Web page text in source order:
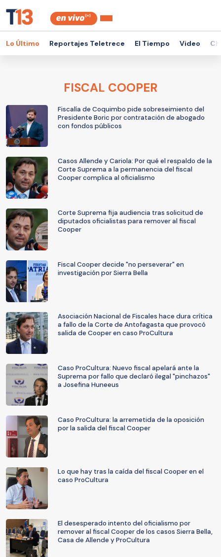
Lo Último Reportajes Teletrece El Tiempo Video
FISCAL COOPER
Fiscalía de Coquimbo pide sobreseimiento del
Presidente Boric por contratación de abogado
con fondos públicos
Casos Allende y Cariola: Por qué el respaldo de la
Corte Suprema a la permanencia del fiscal
Cooper complica al oficialismo
Corte Suprema fija audiencia tras solicitud de
diputados oficialistas para remover al fiscal
Cooper
Fiscal Cooper decide "no perseverar" en
investigación por Sierra Bella
Asociación Nacional de Fiscales hace dura crítica
a fallo de la Corte de Antofagasta que provocó
salida de Cooper en caso ProCultura
Caso ProCultura: Nuevo fiscal apelará ante la
Suprema por fallo que declaró ilegal "pinchazos"
a Josefina Huneeus
Caso ProCultura: la arremetida de la oposición
por la salida del fiscal Cooper
Lo que hay tras la caída del fiscal Cooper en el
caso ProCultura
El desesperado intento del oficialismo por
remover al fiscal Cooper de los casos Sierra Bella,
Casa de Allende y ProCultura